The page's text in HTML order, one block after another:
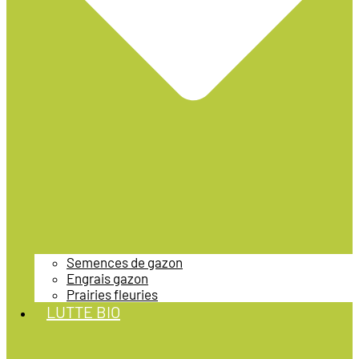
Semences de gazon
Engrais gazon
Prairies fleuries
LUTTE BIO